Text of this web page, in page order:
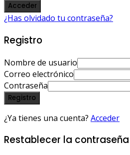
Acceder
¿Has olvidado tu contraseña?
Registro
Nombre de usuario
Correo electrónico
Contraseña
Registro
¿Ya tienes una cuenta? Acceder
Restablecer la contraseña